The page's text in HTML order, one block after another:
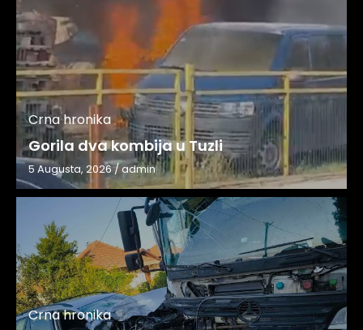
Crna hronika
Gorila dva kombija u Tuzli
5 Augusta, 2026/admin
Crna hronika